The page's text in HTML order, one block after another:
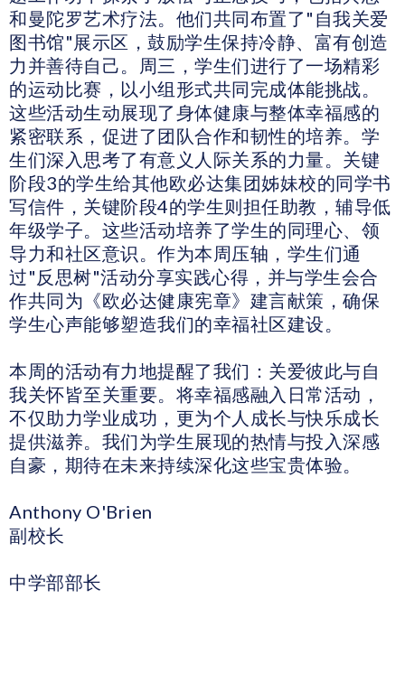
和曼陀罗艺术疗法。他们共同布置了"自我关爱
图书馆"展示区，鼓励学生保持冷静、富有创造
力并善待自己。周三，学生们进行了一场精彩
的运动比赛，以小组形式共同完成体能挑战。
这些活动生动展现了身体健康与整体幸福感的
紧密联系，促进了团队合作和韧性的培养。学
生们深入思考了有意义人际关系的力量。关键
阶段3的学生给其他欧必达集团姊妹校的同学书
写信件，关键阶段4的学生则担任助教，辅导低
年级学子。这些活动培养了学生的同理心、领
导力和社区意识。作为本周压轴，学生们通
过"反思树"活动分享实践心得，并与学生会合
作共同为《欧必达健康宪章》建言献策，确保
学生心声能够塑造我们的幸福社区建设。
本周的活动有力地提醒了我们：关爱彼此与自
我关怀皆至关重要。将幸福感融入日常活动，
不仅助力学业成功，更为个人成长与快乐成长
提供滋养。我们为学生展现的热情与投入深感
自豪，期待在未来持续深化这些宝贵体验。
Anthony O'Brien
副校长
中学部部长